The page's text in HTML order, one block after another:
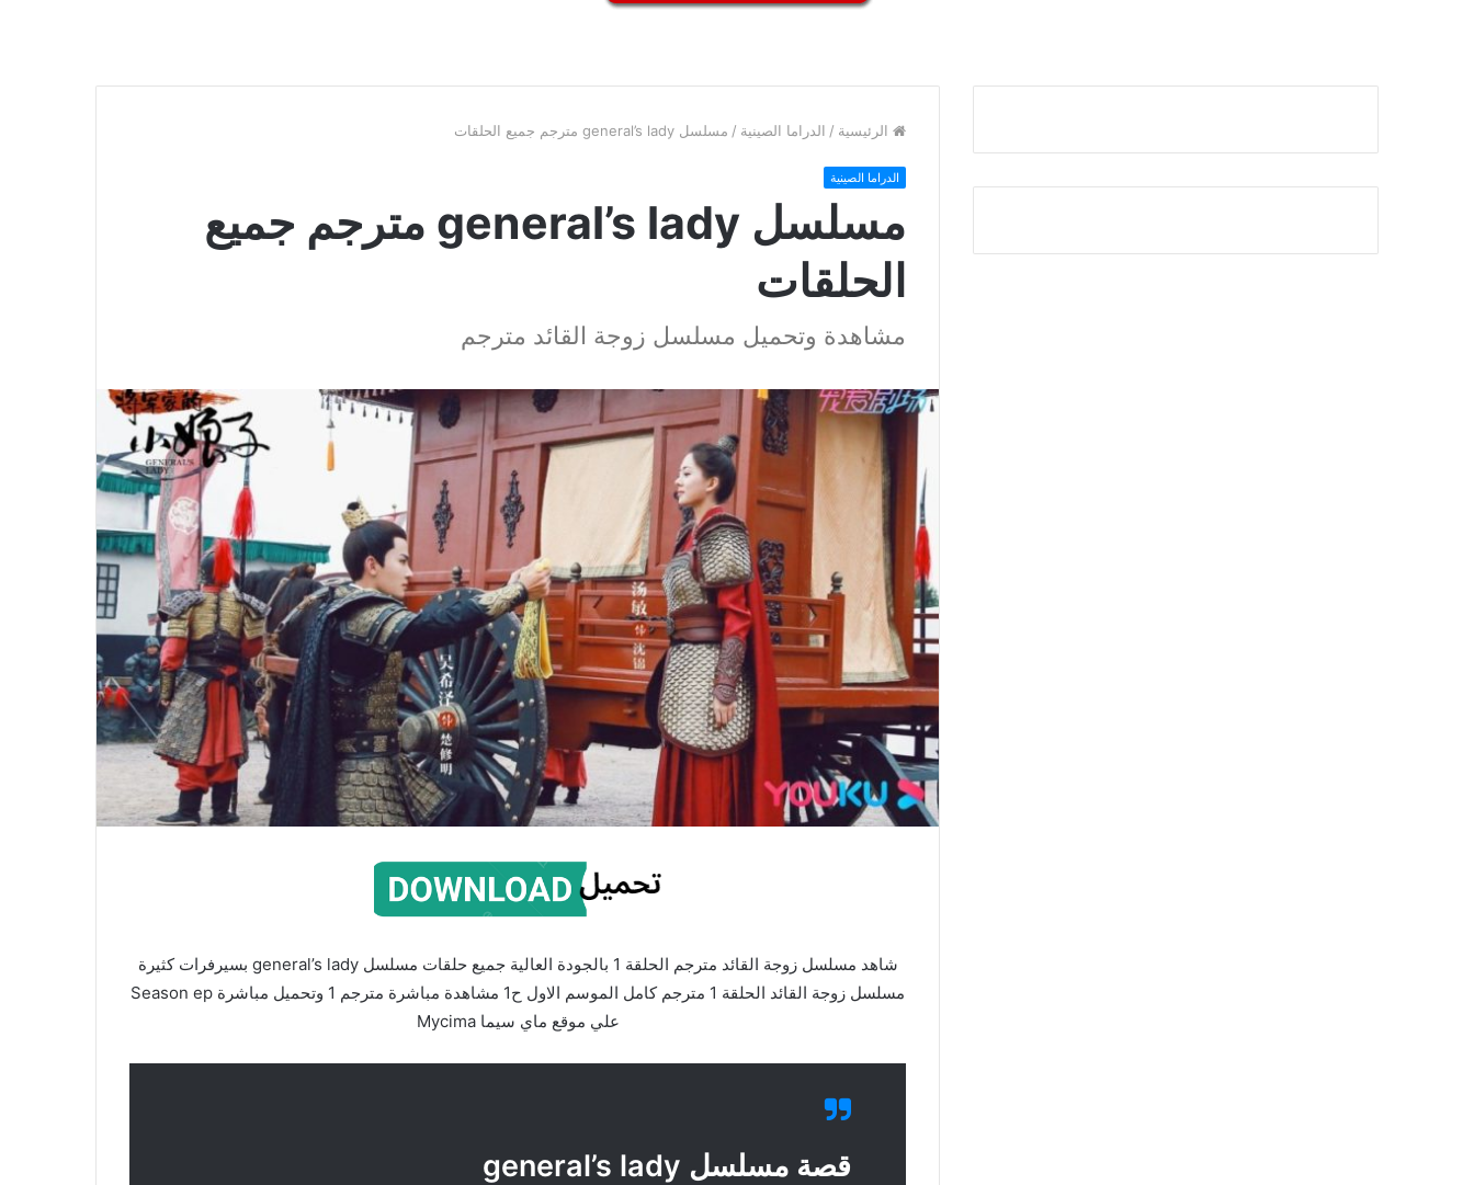
الرئيسية / الدراما الصينية / مسلسل general’s lady مترجم جميع الحلقات
الدراما الصينية
مسلسل general’s lady مترجم جميع
الحلقات
مشاهدة وتحميل مسلسل زوجة القائد مترجم
شاهد مسلسل زوجة القائد مترجم الحلقة 1 بالجودة العالية جميع حلقات مسلسل general’s lady بسيرفرات كثيرة
مسلسل زوجة القائد الحلقة 1 مترجم كامل الموسم الاول ح1 مشاهدة مباشرة مترجم 1 وتحميل مباشرة Season ep
علي موقع ماي سيما Mycima
قصة مسلسل general’s lady